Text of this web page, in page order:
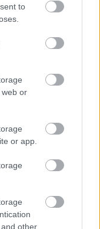
to
web or
or app.
other
#sony
kötelező vétel